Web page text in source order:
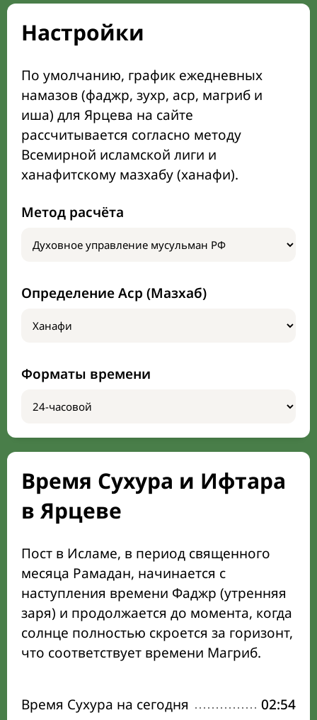
Настройки
По умолчанию, график ежедневных
намазов (фаджр, зухр, аср, магриб и
иша) для Ярцева на сайте
рассчитывается согласно методу
Всемирной исламской лиги и
ханафитскому мазхабу (ханафи).
Метод расчёта
Определение Аср (Мазхаб)
Форматы времени
Время Сухура и Ифтара
в Ярцеве
Пост в Исламе, в период священного
месяца Рамадан, начинается с
наступления времени Фаджр (утренняя
заря) и продолжается до момента, когда
солнце полностью скроется за горизонт,
что соответствует времени Магриб.
Время Сухура на сегодня 02:54